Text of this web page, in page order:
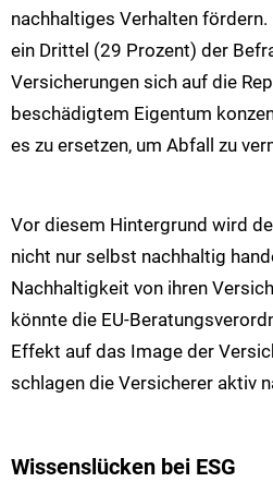
nachhaltiges Verhalten
ein Drittel (29 Prozent) der
Versicherungen sich auf die
beschädigtem Eigentum
es zu ersetzen, um Abfall zu
Vor diesem Hintergrund wird
nicht nur selbst nachhaltig
Nachhaltigkeit von ihren
könnte die EU-
Effekt auf das Image der
schlagen die Versicherer aktiv
Wissenslücken bei ESG